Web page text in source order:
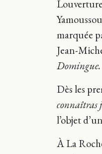
marquée
Jean-
Domingue.
Dès les
connaîtras
l’objet
À La